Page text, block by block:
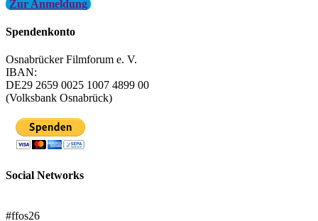
Zur Anmeldung
Spendenkonto
Osnabrücker Filmforum e. V.
IBAN:
DE29 2659 0025 1007 4899 00
(Volksbank Osnabrück)
Social Networks
#ffos26